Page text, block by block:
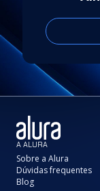
A ALURA
Sobre a Alura
Dúvidas frequentes
Blog